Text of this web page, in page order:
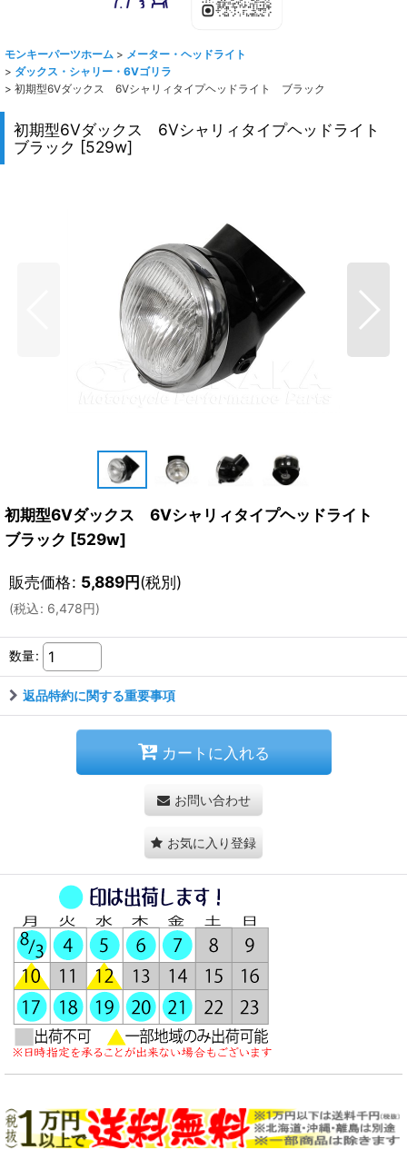
モンキーパーツホーム > メーター・ヘッドライト
> ダックス・シャリー・6Vゴリラ
> 初期型6Vダックス 6Vシャリィタイプヘッドライト ブラック
初期型6Vダックス 6Vシャリィタイプヘッドライト
ブラック [529w]
初期型6Vダックス 6Vシャリィタイプヘッドライト
ブラック [529w]
販売価格: 5,889円(税別)
(税込: 6,478円)
数量:
返品特約に関する重要事項
カートに入れる
お問い合わせ
お気に入り登録